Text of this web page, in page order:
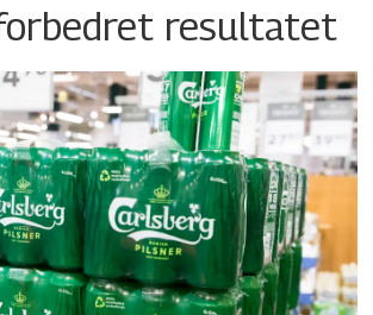
resultatet